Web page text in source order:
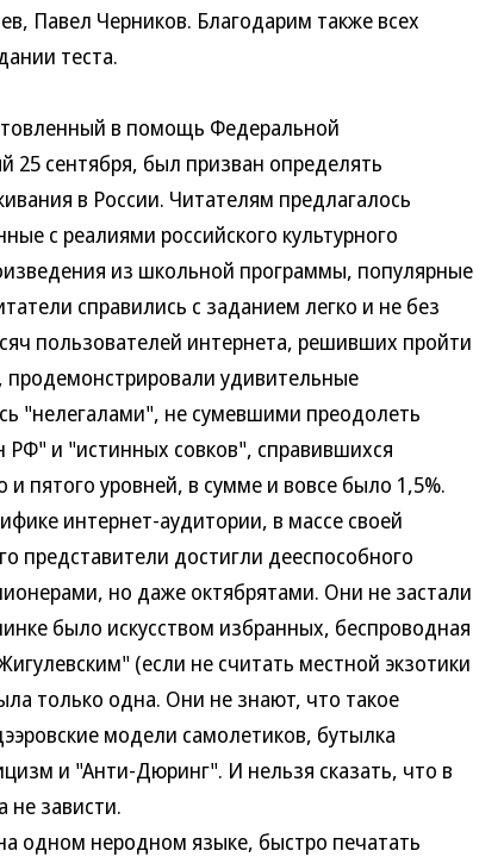
Павел Черников. Благодарим также всех
теста.
в помощь Федеральной
25 сентября, был призван определять
в России. Читателям предлагалось
с реалиями российского культурного
из школьной программы, популярные
справились с заданием легко и не без
пользователей интернета, решивших пройти
продемонстрировали удивительные
"нелегалами", не сумевшими преодолеть
и "истинных совков", справившихся
и пятого уровней, в сумме и вовсе было 1,5%.
интернет-аудитории, в массе своей
представители достигли дееспособного
но даже октябрятами. Они не застали
было искусством избранных, беспроводная
(если не считать местной экзотики
только одна. Они не знают, что такое
модели самолетиков, бутылка
и "Анти-Дюринг". И нельзя сказать, что в
не зависти.
одном неродном языке, быстро печатать